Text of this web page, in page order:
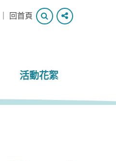
回首頁
搜
尋
分
享
活動花絮